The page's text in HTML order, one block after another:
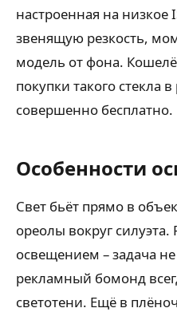
настроенная на
звенящую резкость,
модель от фона.
покупки такого стекла
совершенно бесплатно.
Особенности
Свет бьёт прямо в
ореолы вокруг
освещением – задача
рекламный бомонд
светотени. Ещё в